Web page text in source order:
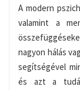
A modern
valamint a
nagyon hálás
segítségével
és azt a